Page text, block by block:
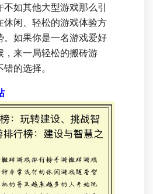
如其他大型游戏那么引
休闲、轻松的游戏体验方
。如果你是一名游戏爱好
，来一局轻松的搬砖游
的选择。